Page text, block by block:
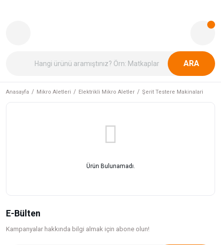
ARA
Anasayfa Mikro Aletleri Elektrikli Mikro Aletler Şerit Testere Makinalari
Ürün Bulunamadı.
E-Bülten
Kampanyalar hakkında bilgi almak için abone olun!